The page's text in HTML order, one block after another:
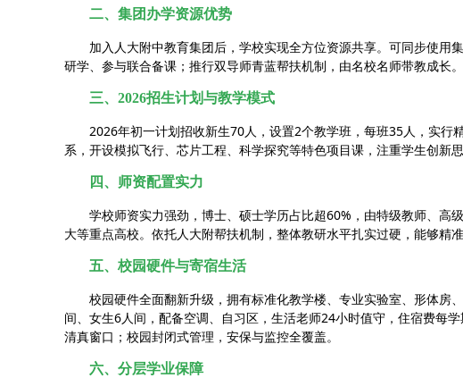
二、集团办学资源优势
加入人大附中教育集团后，学校实现全方位资源共享。可同步使用
研学、参与联合备课；推行双导师青蓝帮扶机制，由名校名师带教成长
三、2026招生计划与教学模式
2026年初一计划招收新生70人，设置2个教学班，每班35人，实
系，开设模拟飞行、芯片工程、科学探究等特色项目课，注重学生创新
四、师资配置实力
学校师资实力强劲，博士、硕士学历占比超60%，由特级教师、高
大等重点高校。依托人大附帮扶机制，整体教研水平扎实过硬，能够精
五、校园硬件与寄宿生活
校园硬件全面翻新升级，拥有标准化教学楼、专业实验室、形体房
间、女生6人间，配备空调、自习区，生活老师24小时值守，住宿费每
清真窗口；校园封闭式管理，安保与监控全覆盖。
六、分层学业保障